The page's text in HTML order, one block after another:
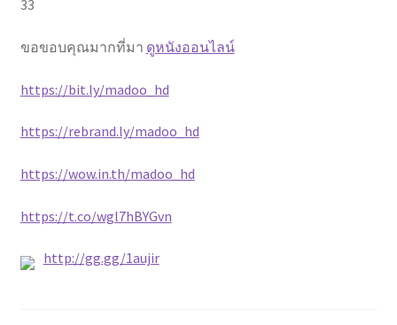
33
ขอขอบคุณมากที่มา ดูหนังออนไลน์
https://bit.ly/madoo_hd
https://rebrand.ly/madoo_hd
https://wow.in.th/madoo_hd
https://t.co/wgl7hBYGvn
http://gg.gg/1aujir